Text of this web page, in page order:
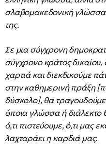
σλαβομακεδονική
της.
Σε μια σύγχρονη
σύγχρονο κράτος
χαρτιά και διεκδικούμε
στην καθημερινή πράξη
δύσκολο], θα τραγουδούμε
όποια γλώσσα ή διάλεκτο
ό,τι πιστεύουμε, ό,τι μας
λαχταράει η καρδιά μας.